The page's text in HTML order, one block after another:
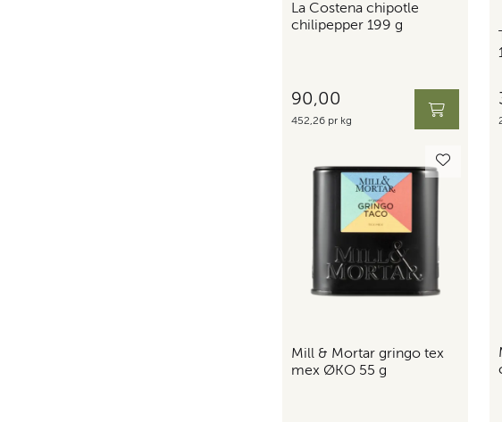
La Costena chipotle
chilipepper 199 g
90,00
452,26 pr kg
Mill & Mortar gringo tex
mex ØKO 55 g